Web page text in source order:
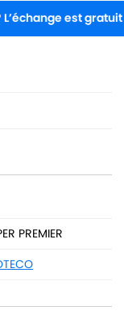
est gratuit !
PREMIER